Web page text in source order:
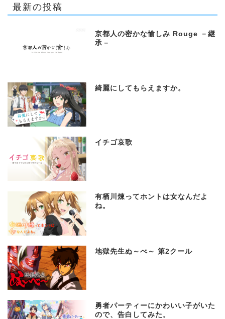
最新の投稿
京都人の密かな愉しみ Rouge －継
承－
綺麗にしてもらえますか。
イチゴ哀歌
有栖川煉ってホントは女なんだよ
ね。
地獄先生ぬ～べ～ 第2クール
勇者パーティーにかわいい子がいた
ので、告白してみた。